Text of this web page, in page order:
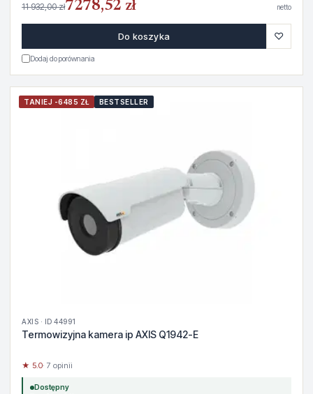
11 932,00 zł7278,52 zł netto
Do koszyka ♡
Dodaj do porównania
TANIEJ -6485 ZŁ BESTSELLER
AXIS · ID 44991
Termowizyjna kamera ip AXIS Q1942-E
★ 5.0· 7 opinii
Dostępny